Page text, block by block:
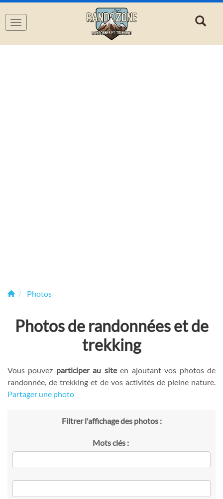
Navigation
Photos
Photos de randonnées et de
trekking
Vous pouvez participer au siteen ajoutant vos photos de
randonnée, de trekking et de vos activités de pleine nature.
Partager une photo
Filtrer l'affichage des photos :
Mots clés :